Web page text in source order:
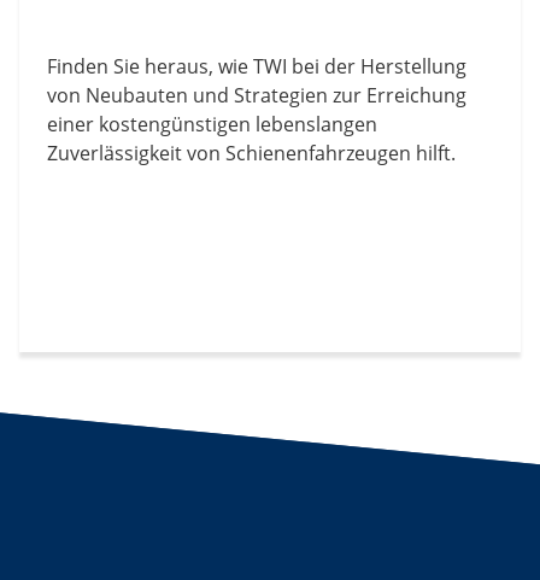
Finden Sie heraus, wie TWI bei der Herstellung
von Neubauten und Strategien zur Erreichung
einer kostengünstigen lebenslangen
Zuverlässigkeit von Schienenfahrzeugen hilft.